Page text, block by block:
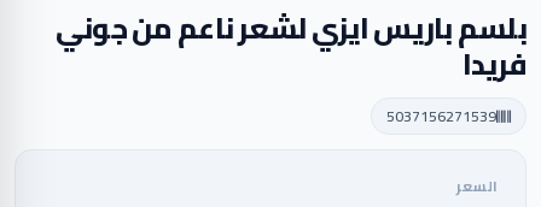
بلسم باريس ايزي لشعر ناعم من جوني
فريدا
5037156271539
السعر